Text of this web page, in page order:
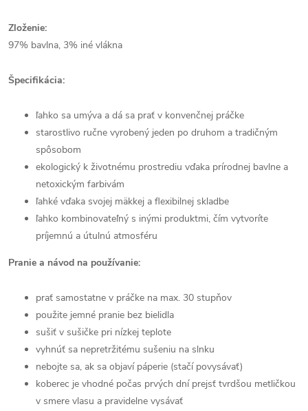
Zloženie:
97% bavlna, 3% iné vlákna
Špecifikácia:
ľahko sa umýva a dá sa prať v konvenčnej práčke
starostlivo ručne vyrobený jeden po druhom a tradičným
spôsobom
ekologický k životnému prostrediu vďaka prírodnej bavlne a
netoxickým farbivám
ľahké vďaka svojej mäkkej a flexibilnej skladbe
ľahko kombinovateľný s inými produktmi, čím vytvoríte
príjemnú a útulnú atmosféru
Pranie a návod na používanie:
prať samostatne v práčke na max. 30 stupňov
použite jemné pranie bez bielidla
sušiť v sušičke pri nízkej teplote
vyhnúť sa nepretržitému sušeniu na slnku
nebojte sa, ak sa objaví páperie (stačí povysávať)
koberec je vhodné počas prvých dní prejsť tvrdšou metličkou
v smere vlasu a pravidelne vysávať